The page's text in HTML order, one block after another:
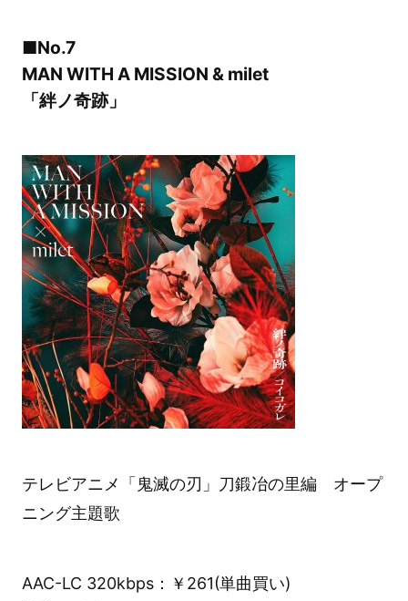
■No.7
MAN WITH A MISSION & milet
「絆ノ奇跡」
テレビアニメ「鬼滅の刃」刀鍛冶の里編 オープ
ニング主題歌
AAC-LC 320kbps：￥261(単曲買い)